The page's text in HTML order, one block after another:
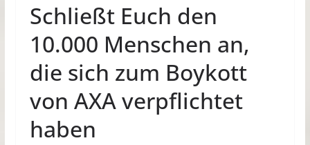
Schließt Euch den
10.000 Menschen an,
die sich zum Boykott
von AXA verpflichtet
haben